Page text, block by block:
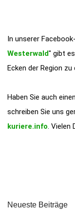
In unserer
Westerwald" gibt
Ecken der Region zu
Haben Sie auch
schreiben Sie uns
kuriere.info. Vielen
Neueste Beiträge